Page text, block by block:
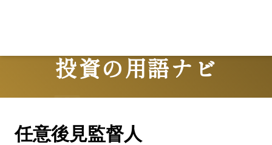
投資の用語ナビ
Terms
任意後見監督人